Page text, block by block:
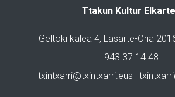
Ttakun Kultur
Geltoki kalea 4, Lasarte-Oria
943 37 14 48
txintxarri@txintxarri.eus |